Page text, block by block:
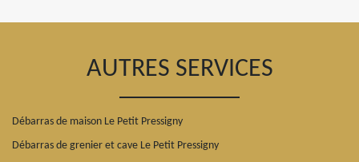
AUTRES SERVICES
Débarras de maison Le Petit Pressigny
Débarras de grenier et cave Le Petit Pressigny